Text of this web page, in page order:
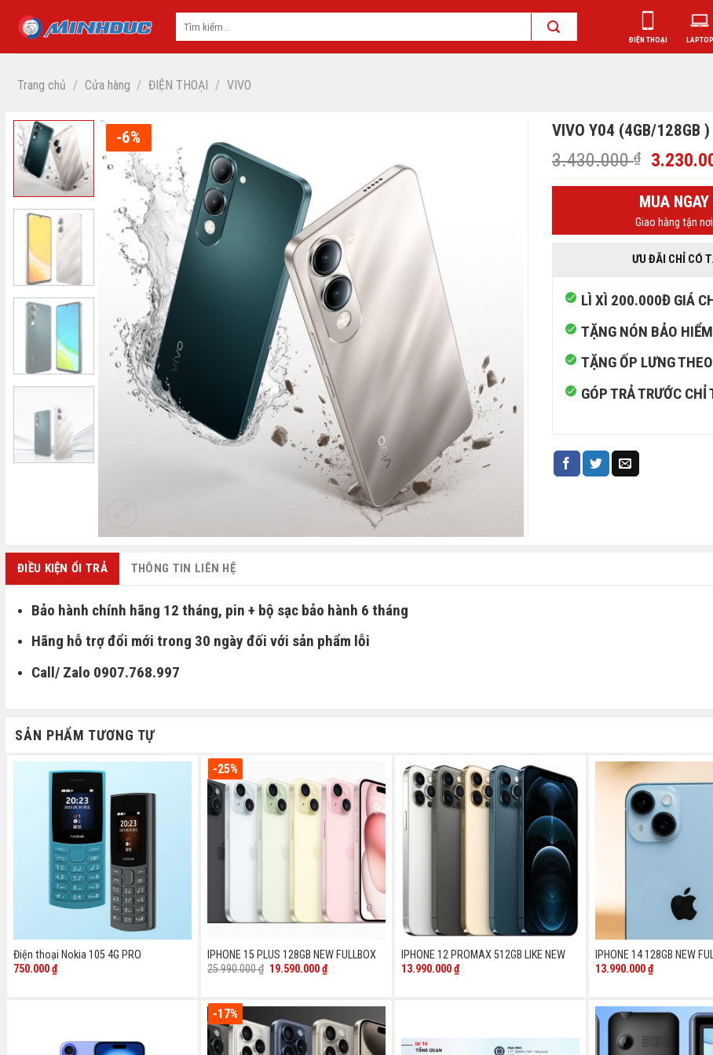
ĐIỆN THOẠI LAPTOP
Trang chủ / Cửa hàng / ĐIỆN THOẠI / VIVO
-6% VIVO Y04 (4GB/128GB )
3.430.000₫
Giá
là:
MUA NGAY
Giao hàng tận nơi
ƯU ĐÃI CHỈ CÓ
LÌ XÌ 200.000Đ GIÁ
TẶNG NÓN BẢO
TẶNG ỐP LƯNG
GÓP TRẢ TRƯỚC
ĐIỀU KIỆN ỔI TRẢ THÔNG TIN LIÊN HỆ
Bảo hành chính hãng 12 tháng, pin + bộ sạc bảo hành 6 tháng
Hãng hỗ trợ đổi mới trong 30 ngày đối với sản phẩm lỗi
Call/ Zalo 0907.768.997
SẢN PHẨM TƯƠNG TỰ
Điện thoại Nokia 105 4G PRO
750.000₫
-25%
IPHONE 15 PLUS 128GB NEW FULLBOX
25.990.000₫ Giá
19.590.000₫Giá
hiện
IPHONE 12 PROMAX 512GB LIKE NEW
13.990.000₫
IPHONE 14 128GB NEW
13.990.000₫
-17%